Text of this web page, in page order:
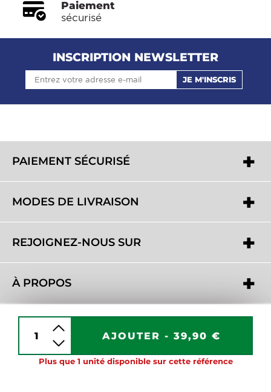
AJOUTER - 39,90 €
Plus que 1 unité disponible sur cette référence
Paiement
sécurisé
INSCRIPTION NEWSLETTER
JE M'INSCRIS
PAIEMENT SÉCURISÉ
MODES DE LIVRAISON
REJOIGNEZ-NOUS SUR
À PROPOS
BESOIN D'AIDE ?